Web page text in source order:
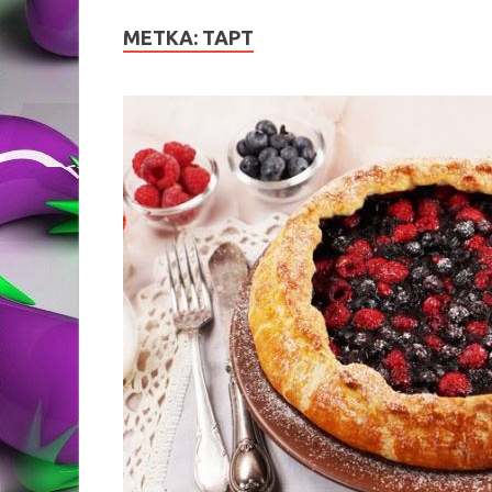
МЕТКА: ТАРТ